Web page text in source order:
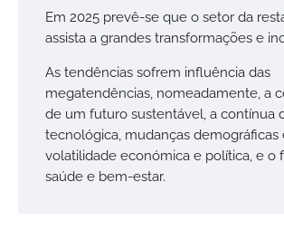
Em 2025 prevê-se que o setor da
assista a grandes transformações e
As tendências sofrem influência das
megatendências, nomeadamente, a
de um futuro sustentável, a contínua
tecnológica, mudanças demográficas
volatilidade económica e política, e o
saúde e bem-estar.